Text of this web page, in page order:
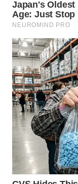
LANGKAT
TAPANULI
SELATAN
WN
TANJUNG
LESUNG
WN
KARO
WN
SIMALUNGUN